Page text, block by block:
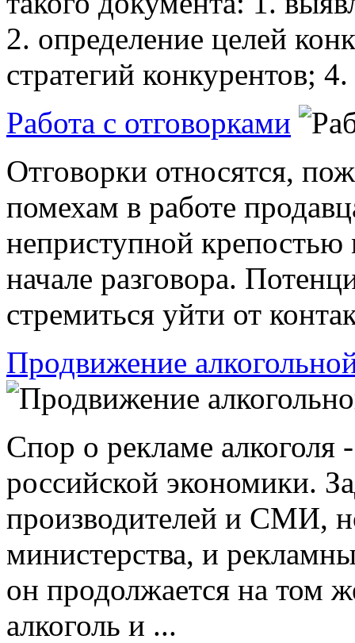
2. определение целей
стратегий конкурентов;
Работа с отговорками
Отговорки относятся,
помехам в работе
неприступной
начале разговора.
стремиться уйти от
Продвижение
Спор о рекламе алкоголя
российской экономики.
производителей и СМИ,
министерства, и
он продолжается на том
алкоголь и ...